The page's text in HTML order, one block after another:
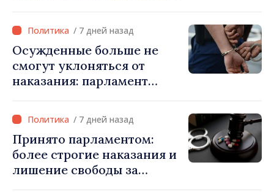
права для безработных и
трансграничных
работников
/ 7 дней назад
Осужденные больше не
смогут уклоняться от
наказания: парламент
расширяет электронный
мониторинг/ 7 дней назад
Принято парламентом:
более строгие наказания и
лишение свободы за